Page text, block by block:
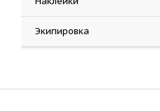
Экипировка